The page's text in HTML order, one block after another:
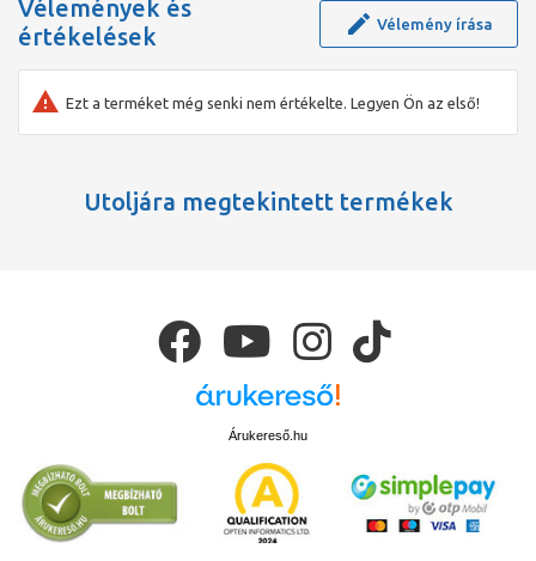
Vélemények és
értékelések
Vélemény írása
Ezt a terméket még senki nem értékelte. Legyen Ön az első!
Utoljára megtekintett termékek
Árukereső.hu